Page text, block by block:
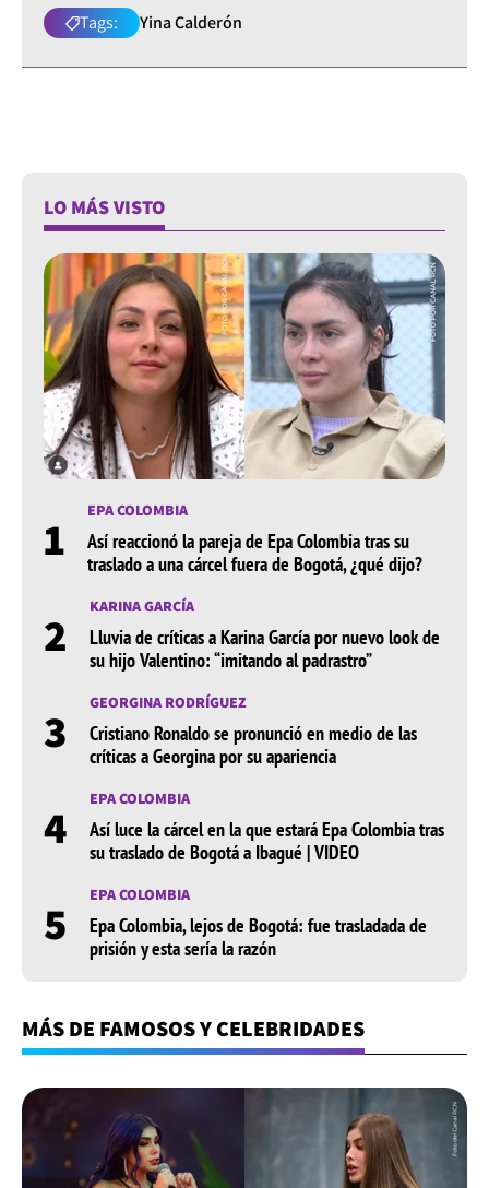
Tags: Yina Calderón
LO MÁS VISTO
1 EPA COLOMBIA
Así reaccionó la pareja de Epa Colombia tras su
traslado a una cárcel fuera de Bogotá, ¿qué dijo?
2 KARINA GARCÍA
Lluvia de críticas a Karina García por nuevo look de
su hijo Valentino: “imitando al padrastro”
3 GEORGINA RODRÍGUEZ
Cristiano Ronaldo se pronunció en medio de las
críticas a Georgina por su apariencia
4 EPA COLOMBIA
Así luce la cárcel en la que estará Epa Colombia tras
su traslado de Bogotá a Ibagué | VIDEO
5 EPA COLOMBIA
Epa Colombia, lejos de Bogotá: fue trasladada de
prisión y esta sería la razón
MÁS DE FAMOSOS Y CELEBRIDADES